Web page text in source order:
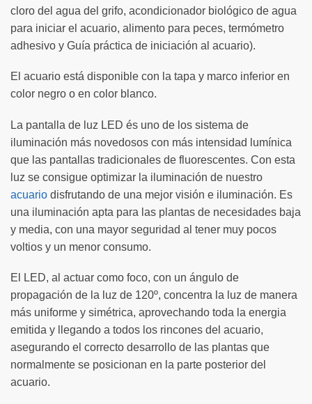
cloro del agua del grifo, acondicionador biológico de agua
para iniciar el acuario, alimento para peces, termómetro
adhesivo y Guía práctica de iniciación al acuario).
El acuario está disponible con la tapa y marco inferior en
color negro o en color blanco.
La pantalla de luz LED és uno de los sistema de
iluminación más novedosos con más intensidad lumínica
que las pantallas tradicionales de fluorescentes. Con esta
luz se consigue optimizar la iluminación de nuestro
acuario disfrutando de una mejor visión e iluminación. Es
una iluminación apta para las plantas de necesidades baja
y media, con una mayor seguridad al tener muy pocos
voltios y un menor consumo.
El LED, al actuar como foco, con un ángulo de
propagación de la luz de 120º, concentra la luz de manera
más uniforme y simétrica, aprovechando toda la energia
emitida y llegando a todos los rincones del acuario,
asegurando el correcto desarrollo de las plantas que
normalmente se posicionan en la parte posterior del
acuario.